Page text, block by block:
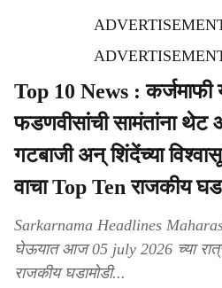
Top 10 News : कर्जमाफी
फडणवीसांची सामंतांना थेट
गटबाजी अन् शिंदेंच्या
वाचा Top Ten राजकीय
Sarkarnama Headlines
घेऊयात आज 05 july 2026 च्या
राजकीय घडामोडी...